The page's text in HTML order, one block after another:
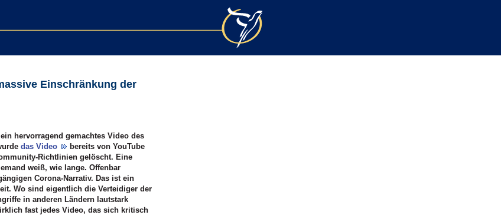
Einschränkung der
hervorragend gemachtes Video des
das Video
bereits von YouTube
Richtlinien gelöscht. Eine
weiß, wie lange. Offenbar
Corona-Narrativ. Das ist ein
Wo sind eigentlich die Verteidiger der
in anderen Ländern lautstark
fast jedes Video, das sich kritisch